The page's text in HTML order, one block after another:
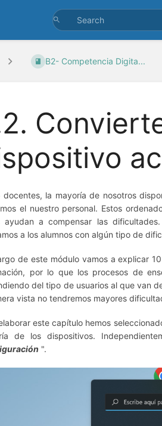
B2- Competencia Digita...
docentes, la mayoría de nosotros
el nuestro personal. Estos
ayudan a compensar las dificultades.
a los alumnos con algún tipo de
de este módulo vamos a explicar
por lo que los procesos de
del tipo de usuarios al que van
vista no tendremos mayores
este capítulo hemos
de los dispositivos.
".